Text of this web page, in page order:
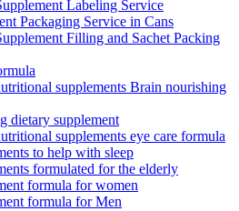
Labeling Service
Packaging Service in Cans
Filling and Sachet Packing
supplements Brain nourishing
dietary supplement
supplements eye care formula
to help with sleep
formulated for the elderly
formula for women
formula for Men